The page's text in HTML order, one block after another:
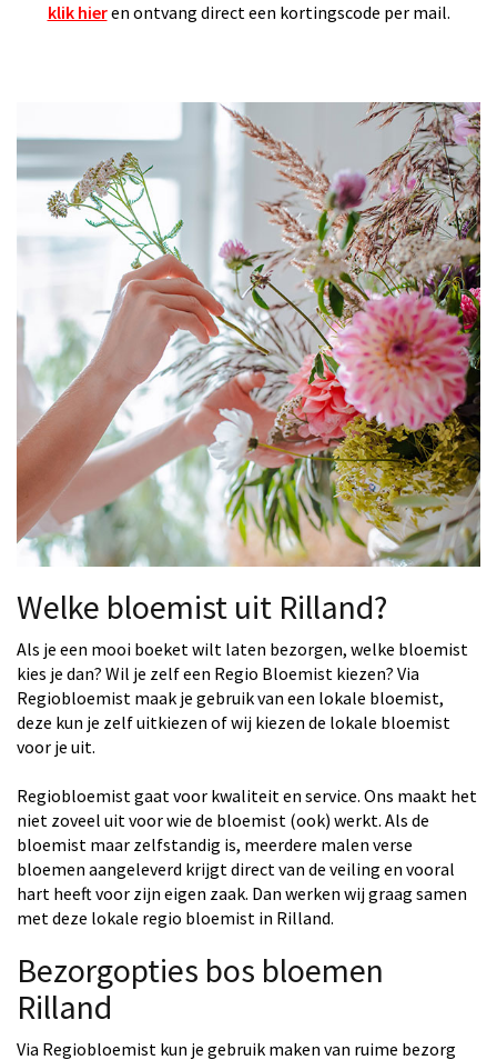
klik hieren ontvang direct een kortingscode per mail.
Welke bloemist uit Rilland?
Als je een mooi boeket wilt laten bezorgen, welke bloemist
kies je dan? Wil je zelf een Regio Bloemist kiezen? Via
Regiobloemist maak je gebruik van een lokale bloemist,
deze kun je zelf uitkiezen of wij kiezen de lokale bloemist
voor je uit.
Regiobloemist gaat voor kwaliteit en service. Ons maakt het
niet zoveel uit voor wie de bloemist (ook) werkt. Als de
bloemist maar zelfstandig is, meerdere malen verse
bloemen aangeleverd krijgt direct van de veiling en vooral
hart heeft voor zijn eigen zaak. Dan werken wij graag samen
met deze lokale regio bloemist in Rilland.
Bezorgopties bos bloemen
Rilland
Via Regiobloemist kun je gebruik maken van ruime bezorg